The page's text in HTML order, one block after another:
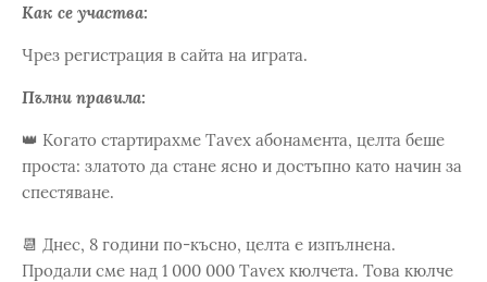
Как се участва:
Чрез регистрация в сайта на играта.
Пълни правила:
👑 Когато стартирахме Tavex абонамента, целта беше
проста: златото да стане ясно и достъпно като начин за
спестяване.
📆 Днес, 8 години по-късно, целта е изпълнена.
Продали сме над 1 000 000 Tavex кюлчета. Това кюлче